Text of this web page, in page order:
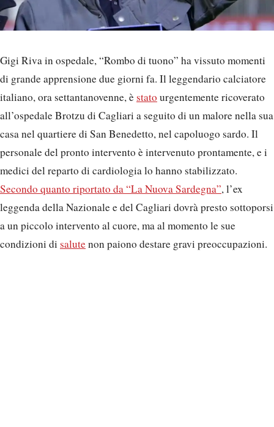
Gigi Riva in ospedale, “Rombo di tuono” ha vissuto momenti
di grande apprensione due giorni fa. Il leggendario calciatore
italiano, ora settantanovenne, èstato urgentemente ricoverato
all’ospedale Brotzu di Cagliari a seguito di un malore nella sua
casa nel quartiere di San Benedetto, nel capoluogo sardo. Il
personale del pronto intervento è intervenuto prontamente, e i
medici del reparto di cardiologia lo hanno stabilizzato.
Secondo quanto riportato da “La Nuova Sardegna”, l’ex
leggenda della Nazionale e del Cagliari dovrà presto sottoporsi
a un piccolo intervento al cuore, ma al momento le sue
condizioni di salutenon paiono destare gravi preoccupazioni.